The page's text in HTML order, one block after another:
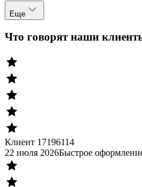
Еще
Что говорят наши
Клиент 17196114
22 июля 2026Быстрое